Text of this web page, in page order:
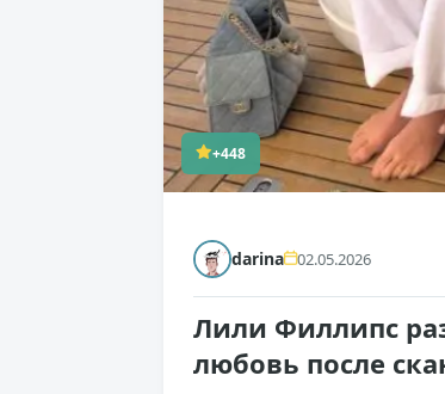
+448
darina 02.05.2026
Лили Филлипс
любовь после